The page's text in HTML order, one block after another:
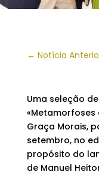
← Notícia
Uma seleção
«Metamorfoses
Graça Morais,
setembro, no
propósito do
de Manuel